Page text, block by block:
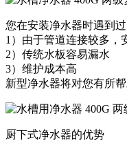
您在安装净水器时遇到
1）由于管道连接较多，
2）传统水板容易漏水
3）维护成本高
新型净水器将对您有所帮
厨下式净水器的优势